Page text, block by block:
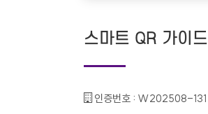
스마트 QR 가이드
인증번호 : W202508-131